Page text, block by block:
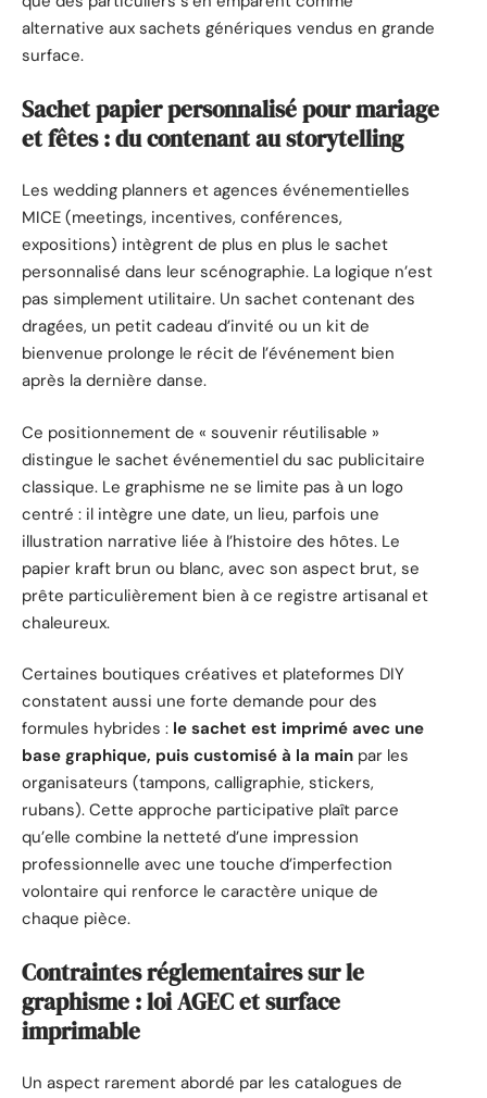
alternative aux sachets génériques vendus en grande
surface.
Sachet papier personnalisé pour mariage
et fêtes : du contenant au storytelling
Les wedding planners et agences événementielles
MICE (meetings, incentives, conférences,
expositions) intègrent de plus en plus le sachet
personnalisé dans leur scénographie. La logique n’est
pas simplement utilitaire. Un sachet contenant des
dragées, un petit cadeau d’invité ou un kit de
bienvenue prolonge le récit de l’événement bien
après la dernière danse.
Ce positionnement de « souvenir réutilisable »
distingue le sachet événementiel du sac publicitaire
classique. Le graphisme ne se limite pas à un logo
centré : il intègre une date, un lieu, parfois une
illustration narrative liée à l’histoire des hôtes. Le
papier kraft brun ou blanc, avec son aspect brut, se
prête particulièrement bien à ce registre artisanal et
chaleureux.
Certaines boutiques créatives et plateformes DIY
constatent aussi une forte demande pour des
formules hybrides : le sachet est imprimé avec une
base graphique, puis customisé à la main par les
organisateurs (tampons, calligraphie, stickers,
rubans). Cette approche participative plaît parce
qu’elle combine la netteté d’une impression
professionnelle avec une touche d’imperfection
volontaire qui renforce le caractère unique de
chaque pièce.
Contraintes réglementaires sur le
graphisme : loi AGEC et surface
imprimable
Un aspect rarement abordé par les catalogues de